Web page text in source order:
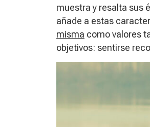
muestra y resalta sus
añade a estas
misma como valores
objetivos: sentirse